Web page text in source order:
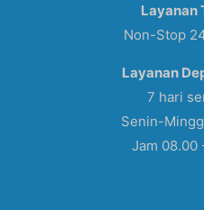
Layanan
Non-Stop
Layanan
7 hari
Senin-
Jam 08.00